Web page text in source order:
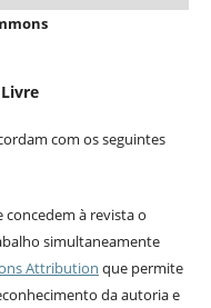
com os seguintes
à revista o
simultaneamente
Attribution que permite
da autoria e